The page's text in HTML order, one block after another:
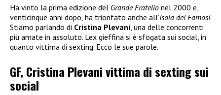
Ha vinto la prima edizione del Grande Fratello nel 2000 e,
venticinque anni dopo, ha trionfato anche all’Isola dei Famosi.
Stiamo parlando di Cristina Plevani , una delle concorrenti
più amate in assoluto. L’ex gieffina si è sfogata sui social, in
quanto vittima di sexting. Ecco le sue parole.
GF, Cristina Plevani vittima di sexting sui
social